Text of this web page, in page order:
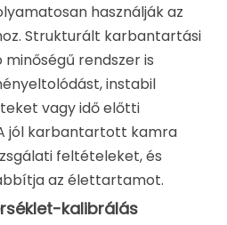
használják az
Strukturált karbantartási
rendszer is
instabil
vagy idő előtti
jól karbantartott kamra
feltételeket, és
az élettartamot.
kalibrálás